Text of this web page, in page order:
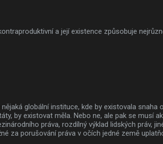
a její existence způsobuje
globální instituce, kde by existovala snaha
by existovat měla. Nebo ne, ale pak se musí
práva, rozdílný výklad lidských práv,
za porušování práva v očích jedné země